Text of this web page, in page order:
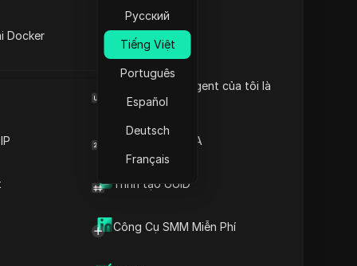
Browser User Agent của tôi là
Trình tạo mã 2FA
Trình tạo UUID
Công Cụ SMM Miễn Phí
Docker
Русский
Tiếng Việt
Português
Español
Deutsch
Français
của
chỉ là
việc.
tuyến
bắt
Nội dung
Giải thích tầm quan trọng
của việc phát hiện tính
năng trình duyệt
Giải thích về phát hiện tính
năng trình duyệt và lấy
dấu vân tay
Các chiến lược hiệu quả
để giảm rủi ro phát hiện
tính năng của trình duyệt
Chiến lược phát hiện và
trình duyệt hiệu quả
thiết
Những câu hỏi thường
quản lý nhiều tài khoản một